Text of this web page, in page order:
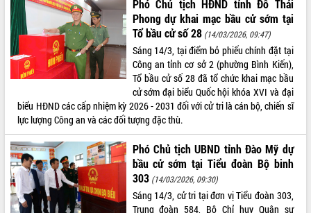
Phó Chủ tịch HĐND tỉnh Đỗ Thái
Phong dự khai mạc bầu cử sớm tại
Tổ bầu cử số 28 (14/03/2026, 09:47)
Sáng 14/3, tại điểm bỏ phiếu chính đặt tại
Công an tỉnh cơ sở 2 (phường Bình Kiến),
Tổ bầu cử số 28 đã tổ chức khai mạc bầu
cử sớm đại biểu Quốc hội khóa XVI và đại
biểu HĐND các cấp nhiệm kỳ 2026 - 2031 đối với cử tri là cán bộ, chiến sĩ
lực lượng Công an và các đối tượng đặc thù.
Phó Chủ tịch UBND tỉnh Đào Mỹ dự
bầu cử sớm tại Tiểu đoàn Bộ binh
303 (14/03/2026, 09:30)
Sáng 14/3, cử tri tại đơn vị Tiểu đoàn 303,
Trung đoàn 584, Bộ Chỉ huy Quân sự